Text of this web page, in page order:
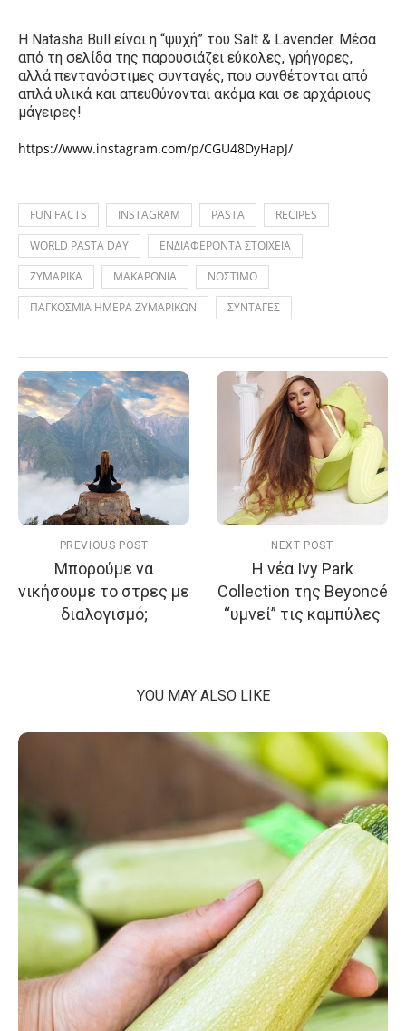
H Natasha Bull είναι η “ψυχή” του Salt & Lavender. Μέσα
από τη σελίδα της παρουσιάζει εύκολες, γρήγορες,
αλλά πεντανόστιμες συνταγές, που συνθέτονται από
απλά υλικά και απευθύνονται ακόμα και σε αρχάριους
μάγειρες!
https://www.instagram.com/p/CGU48DyHapJ/
FUN FACTS INSTAGRAM PASTA
RECIPES
WORLD PASTA DAY
ΕΝΔΙΑΦΕΡΟΝΤΑ ΣΤΟΙΧΕΙΑ
ΖΥΜΑΡΙΚΑ
ΜΑΚΑΡΟΝΙΑ
ΝΟΣΤΙΜΟ
ΠΑΓΚΟΣΜΙΑ ΗΜΕΡΑ ΖΥΜΑΡΙΚΩΝ
ΣΥΝΤΑΓΕΣ
PREVIOUS POST
Μπορούμε να
νικήσουμε το στρες με
διαλογισμό;
NEXT POST
H νέα Ivy Park
Collection της Beyoncé
“υμνεί” τις καμπύλες
YOU MAY ALSO LIKE